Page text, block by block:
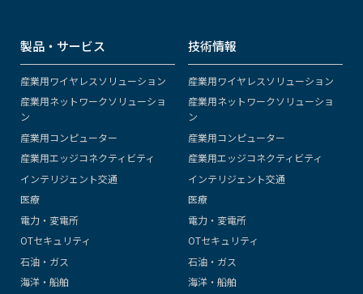
製品・サービス
産業用ワイヤレスソリューション
産業用ネットワークソリューショ
ン
産業用コンピューター
産業用エッジコネクティビティ
インテリジェント交通
医療
電力・変電所
OTセキュリティ
石油・ガス
海洋・船舶
技術情報
産業用ワイヤレスソリューション
産業用ネットワークソリューショ
ン
産業用コンピューター
産業用エッジコネクティビティ
インテリジェント交通
医療
電力・変電所
OTセキュリティ
石油・ガス
海洋・船舶